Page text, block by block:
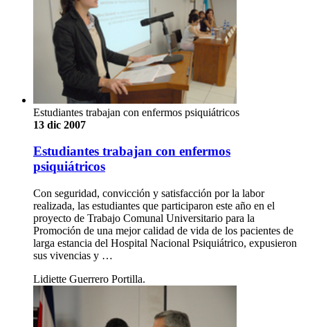
Estudiantes trabajan con enfermos psiquiátricos
13 dic 2007
Estudiantes trabajan con enfermos
psiquiátricos
Con seguridad, convicción y satisfacción por la labor
realizada, las estudiantes que participaron este año en el
proyecto de Trabajo Comunal Universitario para la
Promoción de una mejor calidad de vida de los pacientes de
larga estancia del Hospital Nacional Psiquiátrico, expusieron
sus vivencias y …
Lidiette Guerrero Portilla.